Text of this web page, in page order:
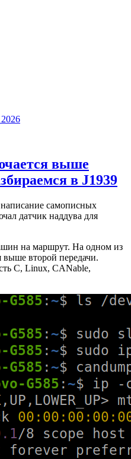
выше
в J1939
самописных
датчик наддува для
на маршрут. На одном из
второй передачи.
C, Linux, CANable,